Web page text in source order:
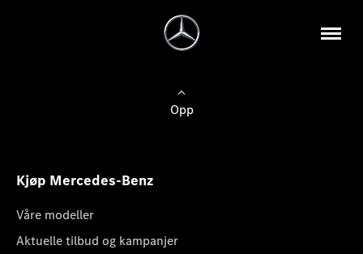
Opp
Kjøp Mercedes-Benz
Våre modeller
Aktuelle tilbud og kampanjer